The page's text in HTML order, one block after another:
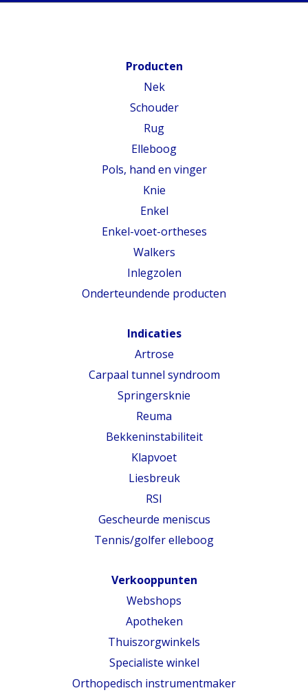
Producten
Nek
Schouder
Rug
Elleboog
Pols, hand en vinger
Knie
Enkel
Enkel-voet-ortheses
Walkers
Inlegzolen
Onderteundende producten
Indicaties
Artrose
Carpaal tunnel syndroom
Springersknie
Reuma
Bekkeninstabiliteit
Klapvoet
Liesbreuk
RSI
Gescheurde meniscus
Tennis/golfer elleboog
Verkooppunten
Webshops
Apotheken
Thuiszorgwinkels
Specialiste winkel
Orthopedisch instrumentmaker